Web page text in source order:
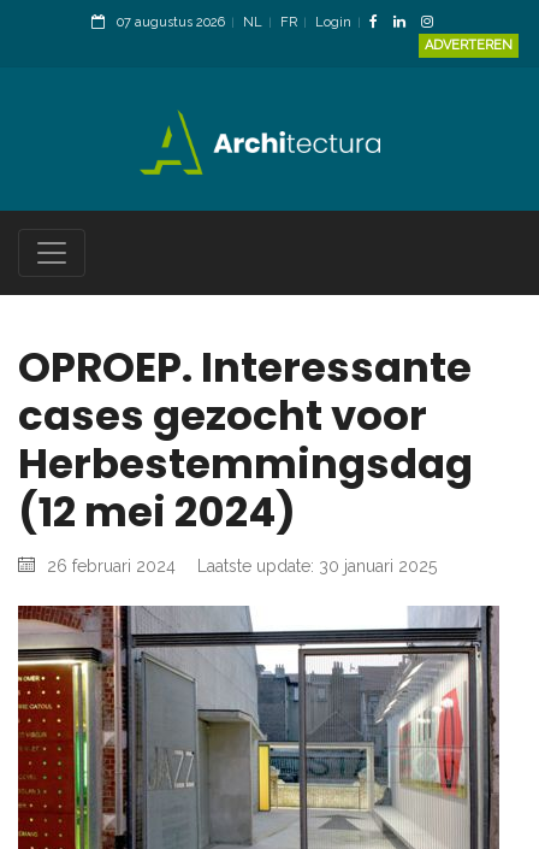
07 augustus 2026 NL FR
Login
ADVERTEREN
OPROEP. Interessante
cases gezocht voor
Herbestemmingsdag
(12 mei 2024)
26 februari 2024 Laatste update: 30 januari 2025